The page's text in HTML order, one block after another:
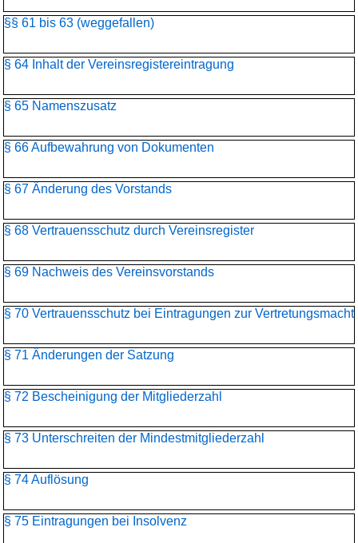
§§ 61 bis 63 (weggefallen)
§ 64 Inhalt der Vereinsregistereintragung
§ 65 Namenszusatz
§ 66 Aufbewahrung von Dokumenten
§ 67 Änderung des Vorstands
§ 68 Vertrauensschutz durch Vereinsregister
§ 69 Nachweis des Vereinsvorstands
§ 70 Vertrauensschutz bei Eintragungen zur Vertretungsmacht
§ 71 Änderungen der Satzung
§ 72 Bescheinigung der Mitgliederzahl
§ 73 Unterschreiten der Mindestmitgliederzahl
§ 74 Auflösung
§ 75 Eintragungen bei Insolvenz